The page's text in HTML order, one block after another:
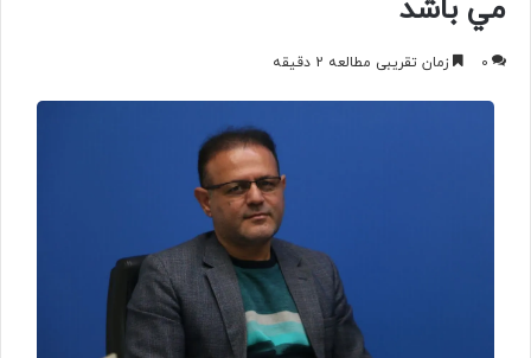
مي باشد
0 زمان تقریبی مطالعه 2 دقیقه